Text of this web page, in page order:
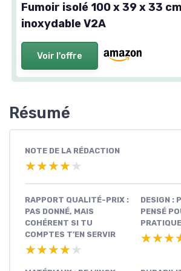
Fumoir isolé 100 x 39 x 33
inoxydable V2A
Voir l'offre
Résumé
NOTE DE LA RÉDACTION
★★★★★
★★★★★
RAPPORT QUALITÉ-PRIX :
PAS DONNÉ, MAIS
COHÉRENT SI TU
COMPTES T’EN SERVIR
★★★★★
★★★★★
DESIGN :
PENSÉ
PRATIQUE